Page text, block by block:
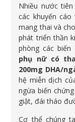
Nhiều nước
các khuyến
mang thai và
phát triển thần
phòng các
phụ nữ có
200mg DHA/
hệ miễn dịch
ngừa biến
giật, đái tháo
Cơ thể chúng